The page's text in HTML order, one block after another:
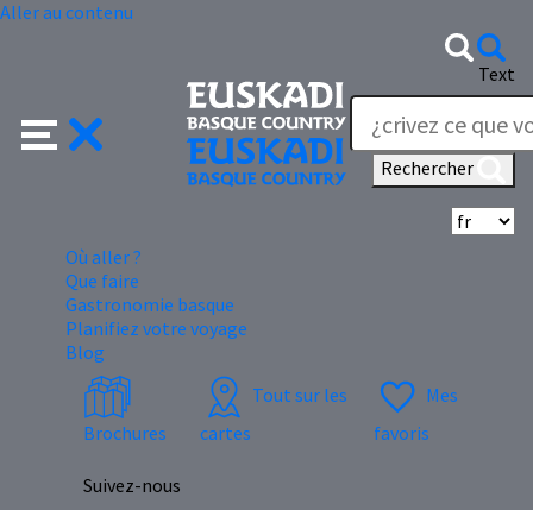
Aller au contenu
Text
Rechercher
Où aller ?
Que faire
Gastronomie basque
Planifiez votre voyage
Blog
Brochures
Tout sur les
cartes
Mes
favoris
Suivez-nous